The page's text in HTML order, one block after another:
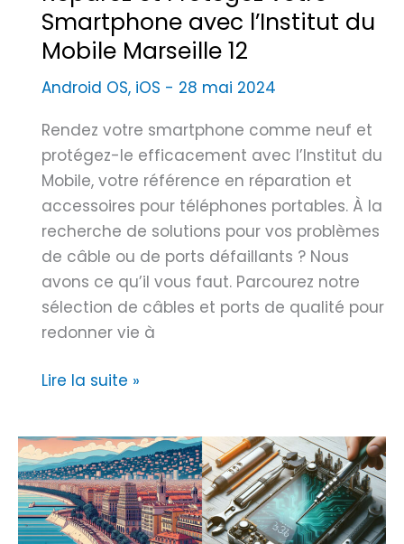
O
N
E
r
e
s
d
e
S
m
a
r
t
p
h
n
t
T
a
b
Smartphone avec l’Institut du
Mobile Marseille 12
Android OS, iOS - 28 mai 2024
Rendez votre smartphone comme neuf et
protégez-le efficacement avec l’Institut du
Mobile, votre référence en réparation et
accessoires pour téléphones portables. À la
recherche de solutions pour vos problèmes
de câble ou de ports défaillants ? Nous
avons ce qu’il vous faut. Parcourez notre
sélection de câbles et ports de qualité pour
redonner vie à
R
a
r
e
z
Lire la suite »